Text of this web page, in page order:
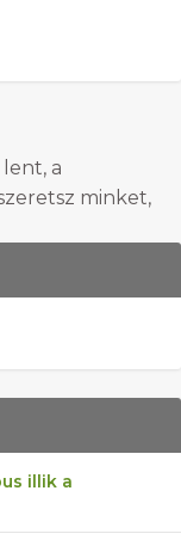
a
minket,
illik a